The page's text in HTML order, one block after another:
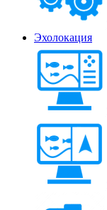
Эхолокация